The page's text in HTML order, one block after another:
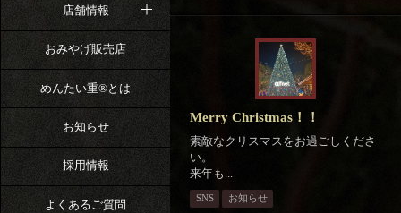
店舗情報
おみやげ販売店
めんたい重®︎とは
お知らせ
採用情報
よくあるご質問
Merry Christmas！！
素敵なクリスマスをお過ごしくださ
い。
来年も...
SNS お知らせ